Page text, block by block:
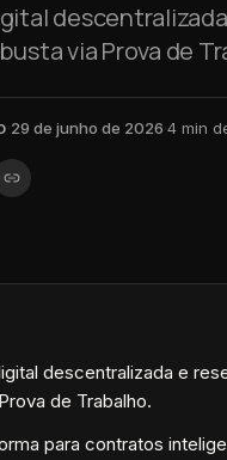
via Prova de
·29 de junho de 2026·4 min
descentralizada e
de Trabalho.
para contratos